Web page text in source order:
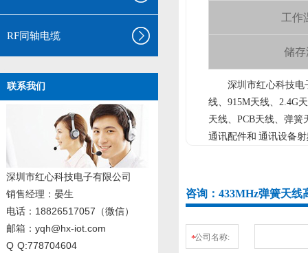
RF同轴电缆
联系我们
深圳市红心科技电子有限公司
销售经理 ：晏生
电话：18826517057（微信）
邮箱：yqh@hx-iot.com
Q Q:778704604
工作
储存
深圳市红心科技电
线、915M天线、2.4G
天线、PCB天线、弹
通讯配件和 通讯设备
咨询：433MHz弹簧天线
*公司名称: